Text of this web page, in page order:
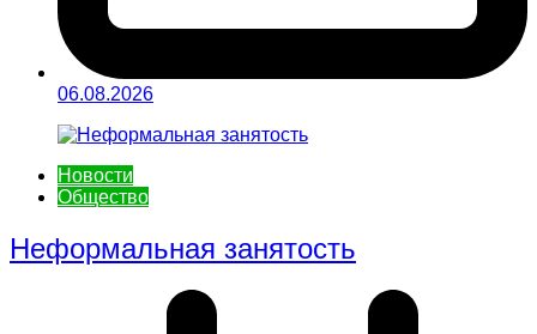
06.08.2026
Новости
Общество
Неформальная занятость